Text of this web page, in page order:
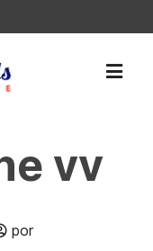
vv
por